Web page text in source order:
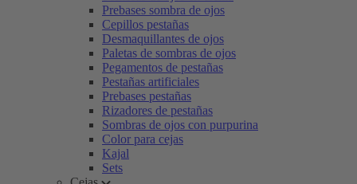
Prebases sombra de ojos
Cepillos pestañas
Desmaquillantes de ojos
Paletas de sombras de ojos
Pegamentos de pestañas
Pestañas artificiales
Prebases pestañas
Rizadores de pestañas
Sombras de ojos con purpurina
Color para cejas
Kajal
Sets